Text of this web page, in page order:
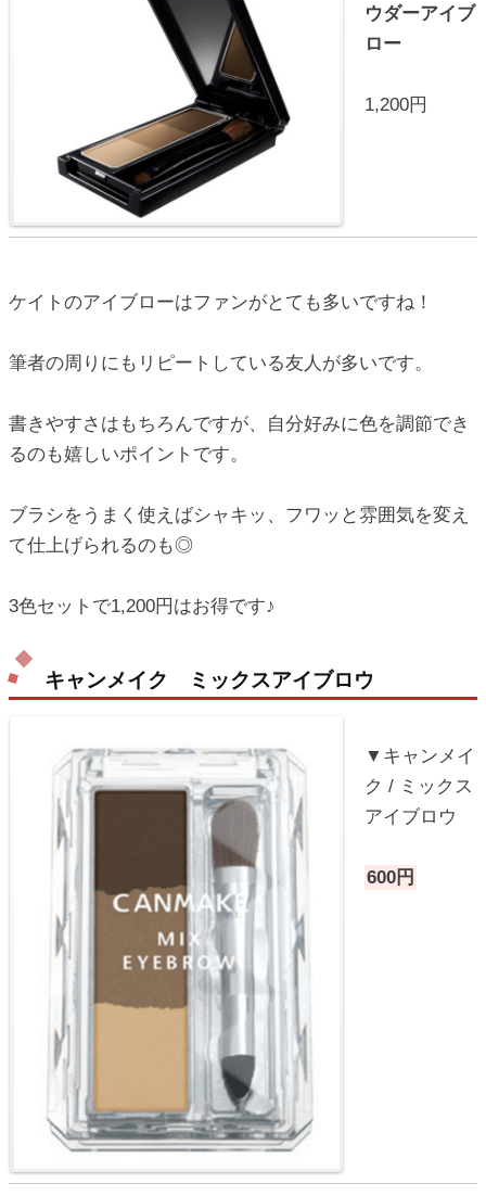
ウダーアイブ
ロー
1,200円
ケイトのアイブローはファンがとても多いですね！
筆者の周りにもリピートしている友人が多いです。
書きやすさはもちろんですが、自分好みに色を調節でき
るのも嬉しいポイントです。
ブラシをうまく使えばシャキッ、フワッと雰囲気を変え
て仕上げられるのも◎
3色セットで1,200円はお得です♪
キャンメイク ミックスアイブロウ
▼キャンメイ
ク / ミックス
アイブロウ
600円